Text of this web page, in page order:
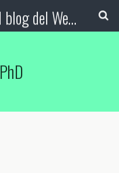
Booking Blog™ - Il blog del Web Marketing Turistico